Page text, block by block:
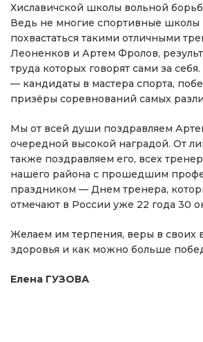
Хиславичской школы вольной
Ведь не многие спортивные школы
похвастаться такими отличными
Леоненков и Артем Фролов,
труда которых говорят сами за
— кандидаты в мастера спорта,
призёры соревнований самых
Мы от всей души поздравляем
очередной высокой наградой. От
также поздравляем его, всех
нашего района с прошедшим
праздником — Днем тренера,
отмечают в России уже 22 года 30
Желаем им терпения, веры в своих
здоровья и как можно больше
Елена ГУЗОВА